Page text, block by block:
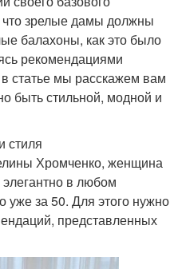
что зрелые дамы должны
балахоны, как это было
рекомендациями
в статье мы расскажем вам
быть стильной, модной и
стиля
Хромченко, женщина
в любом
уже за 50. Для этого нужно
представленных